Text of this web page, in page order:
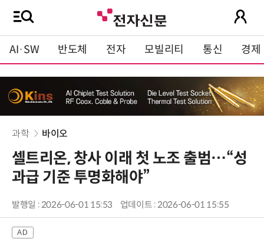
AI·SW 반도체 전자 모빌리티 통신 경제
과학 바이오
셀트리온, 창사 이래 첫 노조 출범…“성
과급 기준 투명화해야”
발행일 : 2026-06-01 15:53 업데이트 : 2026-06-01 15:55